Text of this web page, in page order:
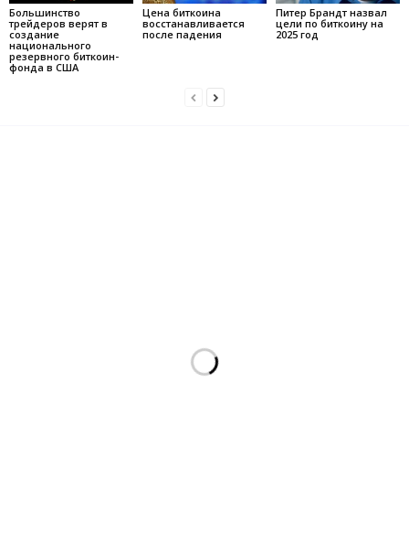
Большинство
трейдеров верят в
создание
национального
резервного биткоин-
фонда в США
Цена биткоина
восстанавливается
после падения
Питер Брандт назвал
цели по биткоину на
2025 год